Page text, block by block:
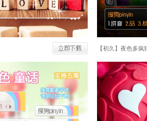
【初久】夜色多疯